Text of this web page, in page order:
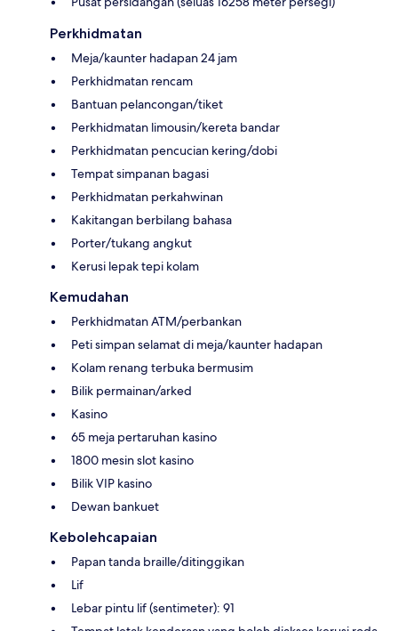
Perkhidmatan
Meja/kaunter hadapan 24 jam
Perkhidmatan rencam
Bantuan pelancongan/tiket
Perkhidmatan limousin/kereta bandar
Perkhidmatan pencucian kering/dobi
Tempat simpanan bagasi
Perkhidmatan perkahwinan
Kakitangan berbilang bahasa
Porter/tukang angkut
Kerusi lepak tepi kolam
Kemudahan
Perkhidmatan ATM/perbankan
Peti simpan selamat di meja/kaunter hadapan
Kolam renang terbuka bermusim
Bilik permainan/arked
Kasino
65 meja pertaruhan kasino
1800 mesin slot kasino
Bilik VIP kasino
Dewan bankuet
Kebolehcapaian
Papan tanda braille/ditinggikan
Lif
Lebar pintu lif (sentimeter): 91